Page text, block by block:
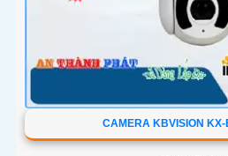
CAMERA KBVISION KX-